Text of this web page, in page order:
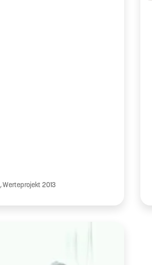
,Werteprojekt 2013